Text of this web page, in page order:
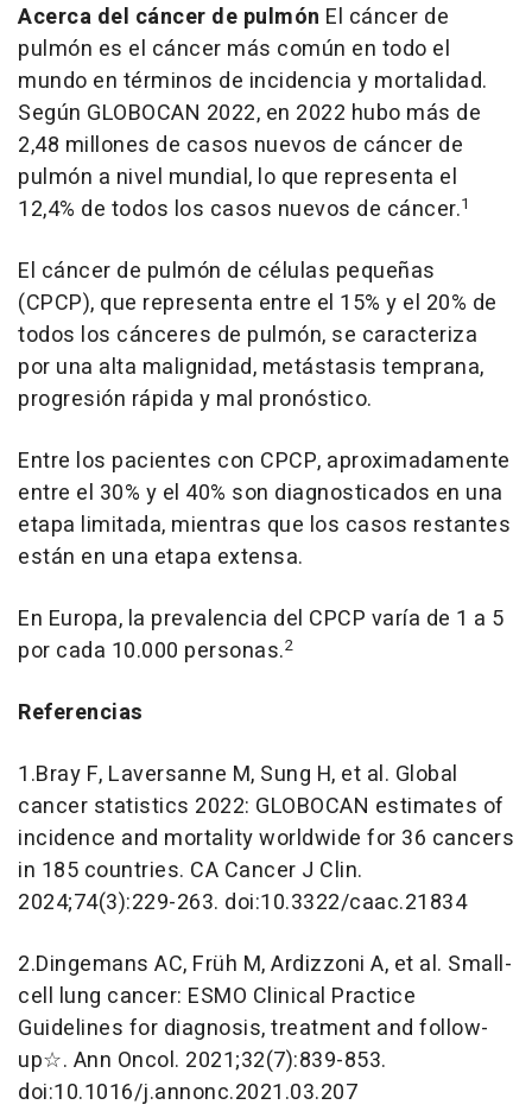
Acerca del cáncer de pulmón El cáncer de
pulmón es el cáncer más común en todo el
mundo en términos de incidencia y mortalidad.
Según GLOBOCAN 2022, en 2022 hubo más de
2,48 millones de casos nuevos de cáncer de
pulmón a nivel mundial, lo que representa el
12,4% de todos los casos nuevos de cáncer.1
El cáncer de pulmón de células pequeñas
(CPCP), que representa entre el 15% y el 20% de
todos los cánceres de pulmón, se caracteriza
por una alta malignidad, metástasis temprana,
progresión rápida y mal pronóstico.
Entre los pacientes con CPCP, aproximadamente
entre el 30% y el 40% son diagnosticados en una
etapa limitada, mientras que los casos restantes
están en una etapa extensa.
En Europa, la prevalencia del CPCP varía de 1 a 5
por cada 10.000 personas.2
Referencias
1.Bray F, Laversanne M, Sung H, et al. Global
cancer statistics 2022: GLOBOCAN estimates of
incidence and mortality worldwide for 36 cancers
in 185 countries. CA Cancer J Clin.
2024;74(3):229-263. doi:10.3322/caac.21834
2.Dingemans AC, Früh M, Ardizzoni A, et al. Small-
cell lung cancer: ESMO Clinical Practice
Guidelines for diagnosis, treatment and follow-
up☆. Ann Oncol. 2021;32(7):839-853.
doi:10.1016/j.annonc.2021.03.207